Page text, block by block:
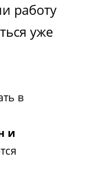
работу
уже
в
и